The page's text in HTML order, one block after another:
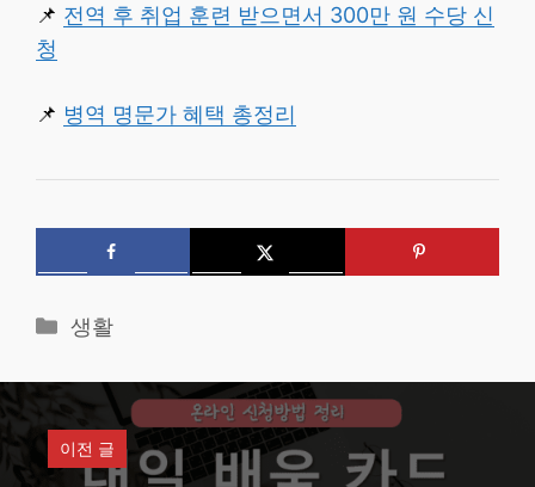
📌 전역 후 취업 훈련 받으면서 300만 원 수당 신
청
📌 병역 명문가 혜택 총정리
카
고
생활
이전 글